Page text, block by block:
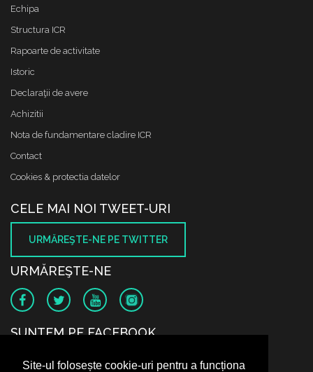
Site-ul folosește cookie-uri pentru a funcționa
Echipa
Structura ICR
Rapoarte de activitate
Istoric
Declaraţii de avere
Achizitii
Nota de fundamentare cladire ICR
Contact
Cookies & protectia datelor
CELE MAI NOI TWEET-URI
URMĂREŞTE-NE PE TWITTER
URMĂREŞTE-NE
SUNTEM PE FACEBOOK